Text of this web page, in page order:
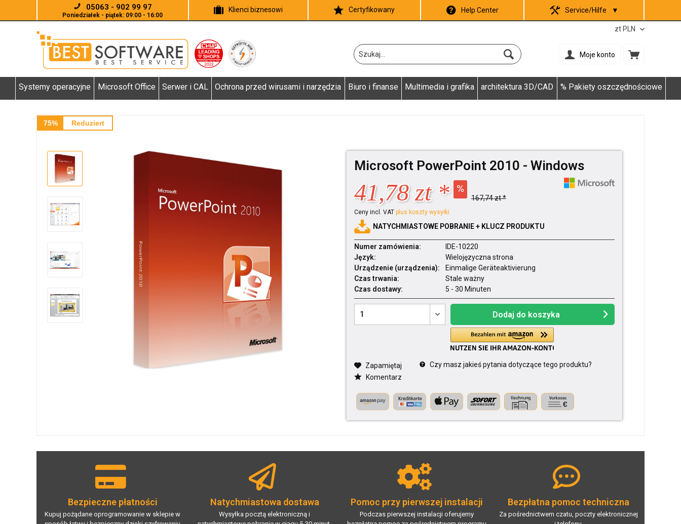
05063 - 902 99 97
Poniedziałek - piątek: 09:00 - 16:00
Klienci biznesowi Certyfikowany Help Center Service/Hilfe ▼
Moje konto
Systemy operacyjne Microsoft Office Serwer i CAL Ochrona przed wirusami i narzędzia Biuro i finanse Multimedia i grafika architektura 3D/CAD % Pakiety oszczędnościowe
75% Reduziert
Microsoft PowerPoint 2010 - Windows
41,78 zt * 167,74 zt *
Ceny incl. VAT plus koszty wysyłki
NATYCHMIASTOWE POBRANIE + KLUCZ PRODUKTU
Numer zamówienia:
IDE-10220
Język:
Wielojęzyczna strona
Urządzenie (urządzenia):
Einmalige Geräteaktivierung
Czas trwania:
Stale ważny
Czas dostawy:
5 - 30 Minuten
Dodaj do koszyka
Zapamiętaj
Czy masz jakieś pytania dotyczące tego produktu?
Komentarz
Bezpieczne płatności
Kupuj pożądane oprogramowanie w sklepie w
Natychmiastowa dostawa
Wysyłka pocztą elektroniczną i
Pomoc przy pierwszej instalacji
Podczas pierwszej instalacji oferujemy
Bezpłatna pomoc techniczna
Za pośrednictwem czatu, poczty elektronicznej